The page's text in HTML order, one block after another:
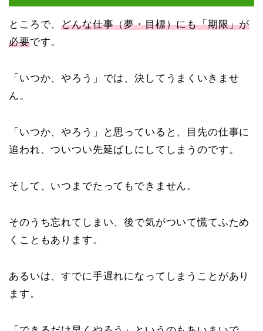
ところで、どんな仕事（夢・目標）にも「期限」が
必要です。
「いつか、やろう」では、決してうまくいきませ
ん。
「いつか、やろう」と思っていると、目先の仕事に
追われ、ついつい先延ばしにしてしまうのです。
そして、いつまでたってもできません。
そのうち忘れてしまい、後で気がついて慌てふため
くこともあります。
あるいは、すでに手遅れになってしまうことがあり
ます。